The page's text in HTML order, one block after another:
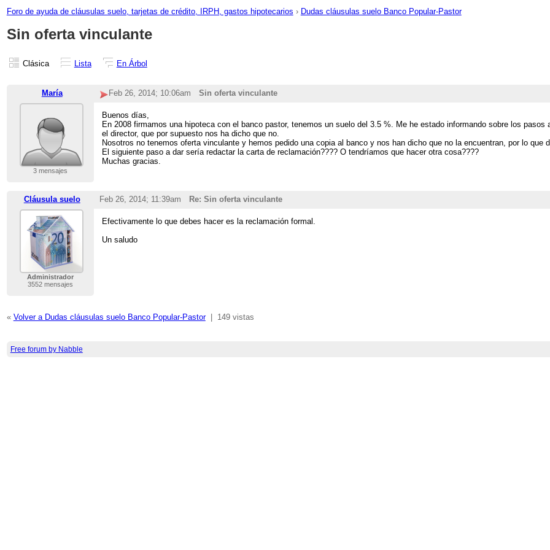
Foro de ayuda de cláusulas suelo, tarjetas de crédito, IRPH, gastos hipotecarios › Dudas cláusulas suelo Banco Popular-Pastor
Sin oferta vinculante
Clásica Lista En Árbol
María Feb 26, 2014; 10:06am Sin oferta vinculante
3 mensajes
Buenos días,
En 2008 firmamos una hipoteca con el banco pastor, tenemos un suelo del 3.5 %. Me he estado informando sobre los
el director, que por supuesto nos ha dicho que no.
Nosotros no tenemos oferta vinculante y hemos pedido una copia al banco y nos han dicho que no la encuentran, por lo que
El siguiente paso a dar sería redactar la carta de reclamación???? O tendríamos que hacer otra cosa????
Muchas gracias.
Cláusula suelo Feb 26, 2014; 11:39am Re: Sin oferta vinculante
Administrador
3552 mensajes
Efectivamente lo que debes hacer es la reclamación formal.
Un saludo
« Volver a Dudas cláusulas suelo Banco Popular-Pastor| 149 vistas
Free forum by Nabble